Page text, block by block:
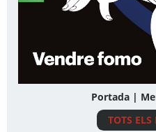
Portada |
TOTS